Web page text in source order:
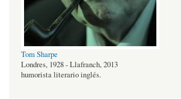
Tom Sharpe
Londres, 1928 - Llafranch, 2013
humorista literario inglés.